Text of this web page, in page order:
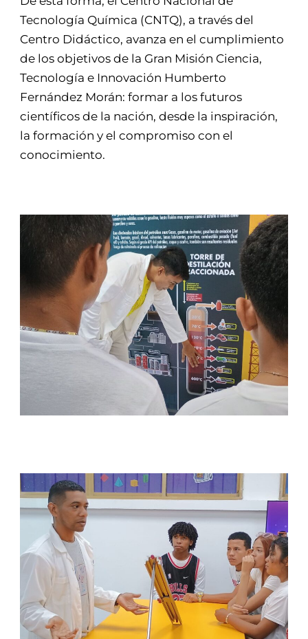
Tecnología Química (CNTQ), a través del
Centro Didáctico, avanza en el cumplimiento
de los objetivos de la Gran Misión Ciencia,
Tecnología e Innovación Humberto
Fernández Morán: formar a los futuros
científicos de la nación, desde la inspiración,
la formación y el compromiso con el
conocimiento.